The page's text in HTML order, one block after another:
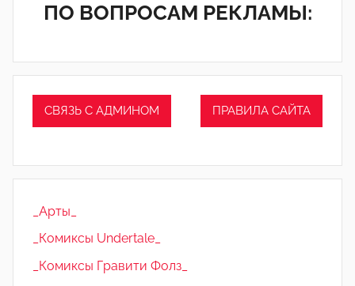
ПО ВОПРОСАМ РЕКЛАМЫ:
СВЯЗЬ С АДМИНОМ ПРАВИЛА САЙТА
_Арты_
_Комиксы Undertale_
_Комиксы Гравити Фолз_